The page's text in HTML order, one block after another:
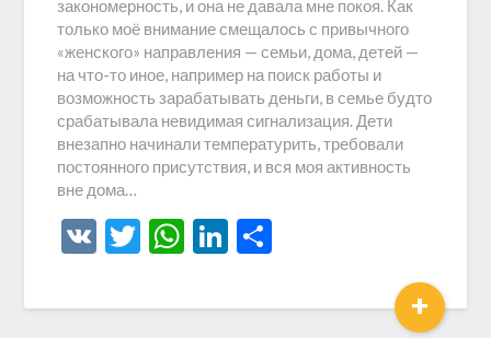
закономерность, и она не давала мне покоя. Как
только моё внимание смещалось с привычного
«женского» направления — семьи, дома, детей —
на что-то иное, например на поиск работы и
возможность зарабатывать деньги, в семье будто
срабатывала невидимая сигнализация. Дети
внезапно начинали температурить, требовали
постоянного присутствия, и вся моя активность
вне дома…
VK Twitter
WhatsApp
LinkedIn
+